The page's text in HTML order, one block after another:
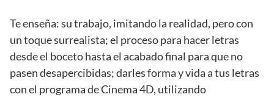
Te enseña: su trabajo, imitando la realidad, pero con
un toque surrealista; el proceso para hacer letras
desde el boceto hasta el acabado final para que no
pasen desapercibidas; darles forma y vida a tus letras
con el programa de Cinema 4D, utilizando